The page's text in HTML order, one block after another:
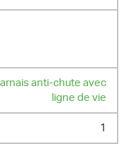
anti-chute avec
ligne de vie
1